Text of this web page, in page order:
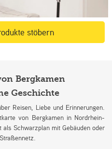
stöbern
Bergkamen
Geschichte
Reisen, Liebe und Erinnerungen.
von Bergkamen in Nordrhein-
als Schwarzplan mit Gebäuden oder